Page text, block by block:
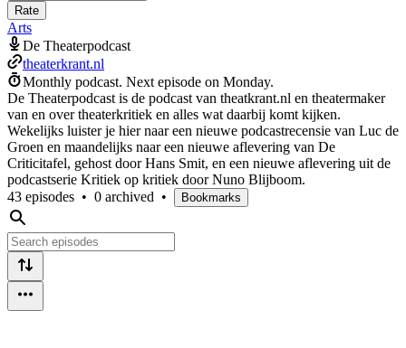
Rate
Arts
De Theaterpodcast
theaterkrant.nl
Monthly podcast. Next episode on Monday.
De Theaterpodcast is de podcast van theatkrant.nl en theatermaker
van en over theaterkritiek en alles wat daarbij komt kijken.
Wekelijks luister je hier naar een nieuwe podcastrecensie van Luc de
Groen en maandelijks naar een nieuwe aflevering van De
Criticitafel, gehost door Hans Smit, en een nieuwe aflevering uit de
podcastserie Kritiek op kritiek door Nuno Blijboom.
43 episodes • 0 archived • Bookmarks